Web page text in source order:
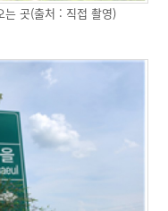
는 곳(출처 : 직접 촬영)